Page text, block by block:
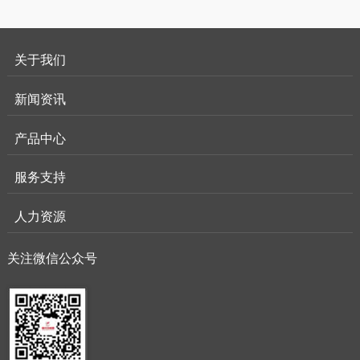
关于我们
新闻资讯
产品中心
服务支持
人力资源
关注微信公众号